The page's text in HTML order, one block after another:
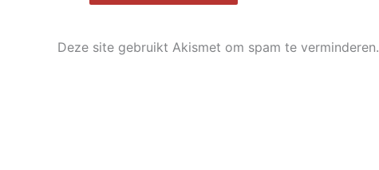
Deze site gebruikt Akismet om spam te verminderen.